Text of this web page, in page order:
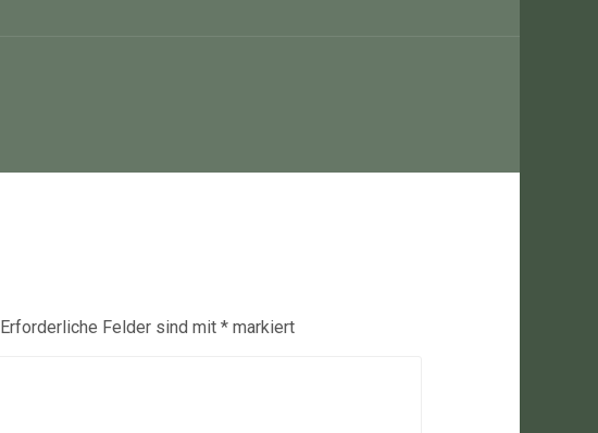
Erforderliche Felder sind mit * markiert